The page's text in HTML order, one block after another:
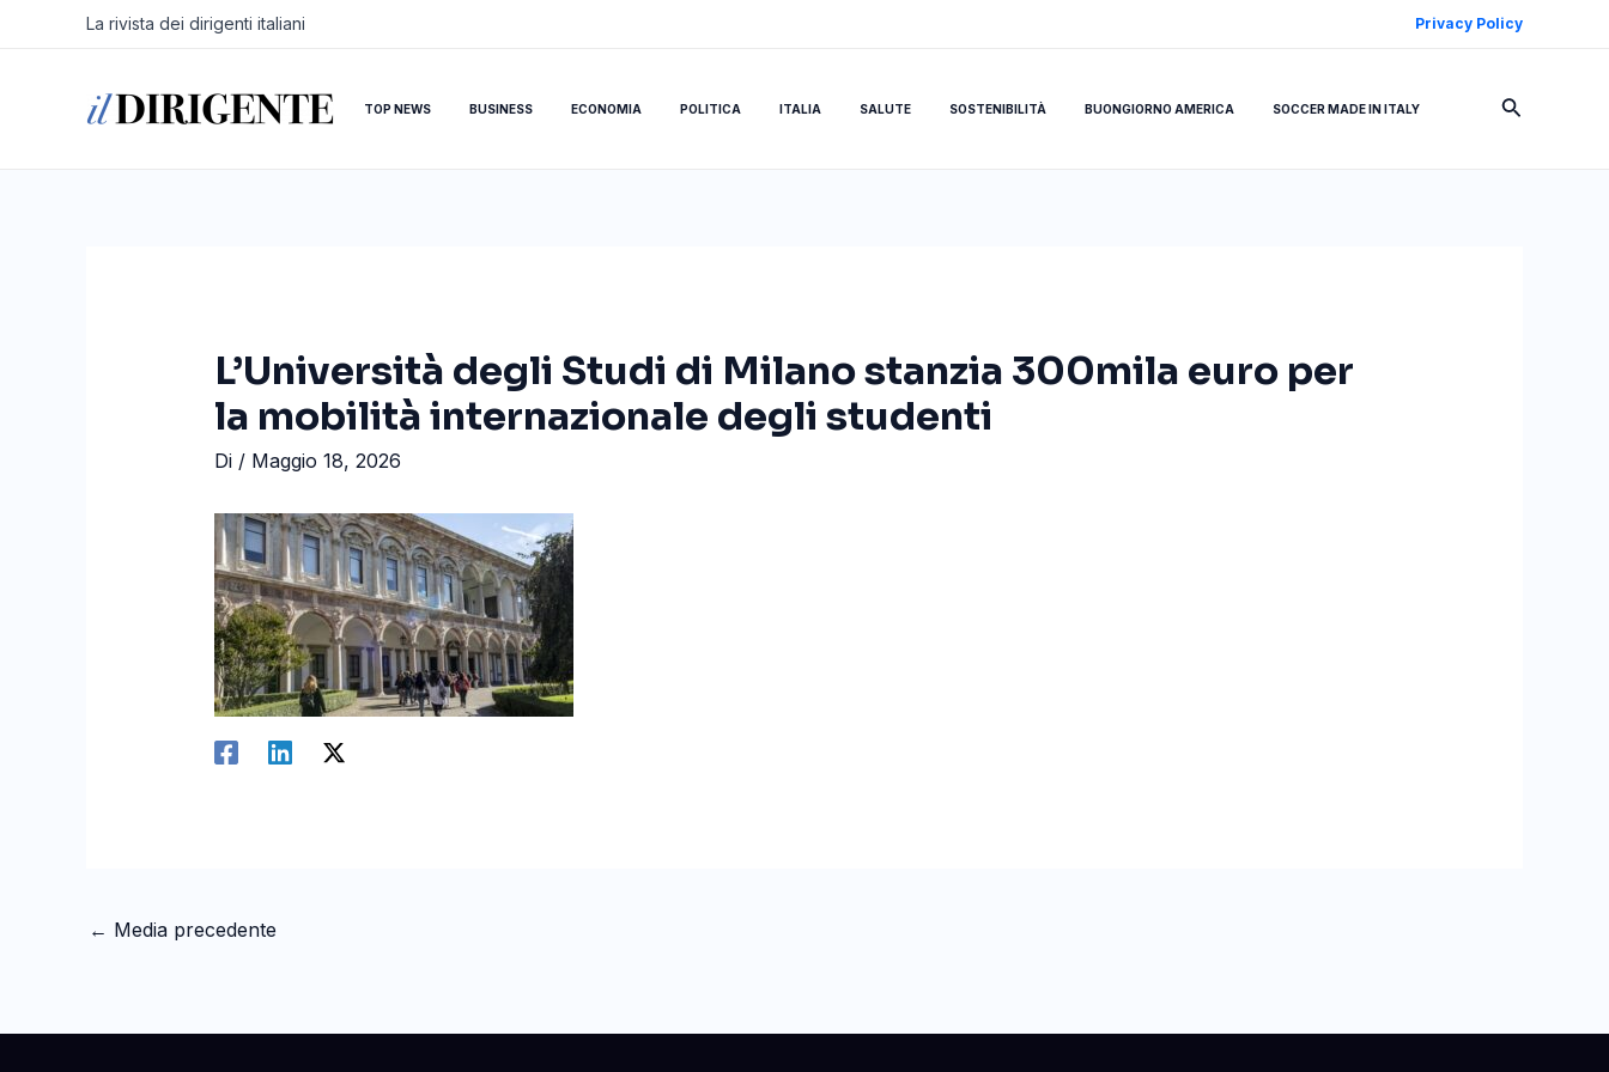
La rivista dei dirigenti italiani Privacy Policy
TOP NEWS BUSINESS ECONOMIA POLITICA ITALIA SALUTE SOSTENIBILITÀ BUONGIORNO AMERICA SOCCER MADE IN ITALY Cerca
L’Università degli Studi di Milano stanzia 300mila euro per
la mobilità internazionale degli studenti
Di / Maggio 18, 2026
Navigazione
← Media precedente